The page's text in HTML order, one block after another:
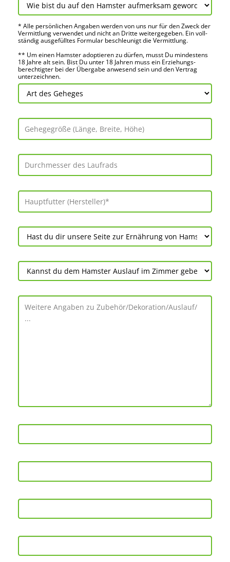
* Alle persön­lichen Angaben werden von uns nur für den Zweck der
Vermitt­lung verwendet und nicht an Dritte weiter­gegeben. Ein voll­
ständig ausge­fülltes Formular beschleu­nigt die Vermitt­lung.
** Um einen Hamster adoptieren zu dürfen, musst Du mindes­tens
18 Jahre alt sein. Bist Du unter 18 Jahren muss ein Erziehungs­
berechtigter bei der Über­gabe anwes­end sein und den Vertrag
unter­zeichnen.